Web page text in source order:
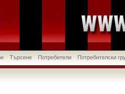
Търсене Потребители Потребителски